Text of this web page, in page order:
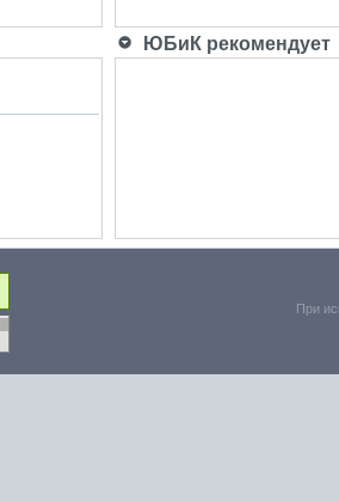
ЮБиК рекомендует
При